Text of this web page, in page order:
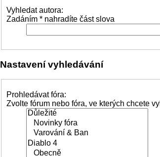
Vyhledat autora:
Zadáním * nahradíte část slova
Nastavení vyhledávání
Prohledávat fóra:
Zvolte fórum nebo fóra, ve kterých chcete